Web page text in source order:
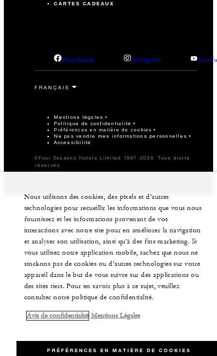
CARTES CADEAUX
Facebook Instagram
Mentions légales
Politique de confidentialité
Préférences en matière de cookies
Ne pas vendre mes informations personnelles
Accessibilité
©Four Seasons Hotels Limited 1997-2026. Tous droits
réservés.
Nous utilisons des cookies, des pixels et d’autres
technologies pour recueillir les informations que vous nous
fournissez et les informations provenant de vos
interactions avec notre site pour en améliorer la navigation
et analyser son utilisation, ainsi qu’à des fins marketing. Si
vous utilisez notre application mobile, sachez que nous ne
stockons pas de cookies ou d’autres technologies sur votre
appareil dans le but de vous suivre sur des applications ou
des sites tiers. Pour en savoir plus à ce sujet, veuillez
consulter notre politique de confidentialité.
Avis de confidentialité Mentions Légales
PRÉFÉRENCES EN MATIÈRE DE COOKIES